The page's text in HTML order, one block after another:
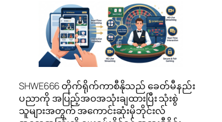
SHWE666 တိုက်ရိုက်ကာစီနိုသည် ခေတ်မီနည်း
ပညာကို အပြည့်အဝအသုံးချထားပြီး သုံးစွဲ
သူများအတွက် အကောင်းဆုံးမိုဘိုင်းလ်